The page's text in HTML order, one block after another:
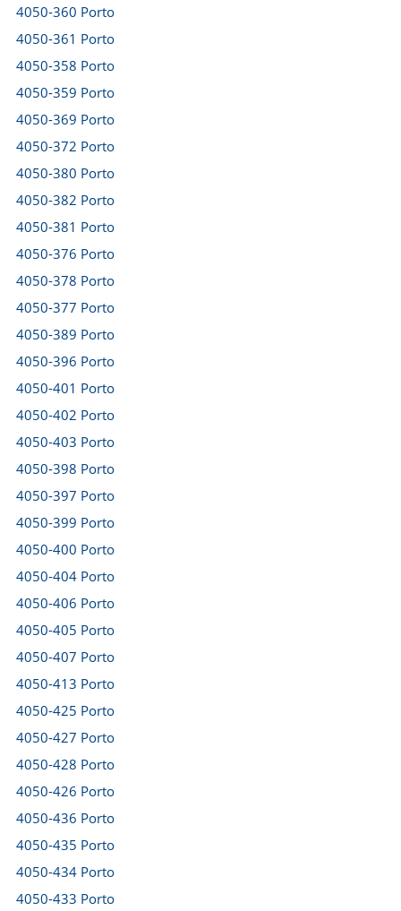
4050-360 Porto
4050-361 Porto
4050-358 Porto
4050-359 Porto
4050-369 Porto
4050-372 Porto
4050-380 Porto
4050-382 Porto
4050-381 Porto
4050-376 Porto
4050-378 Porto
4050-377 Porto
4050-389 Porto
4050-396 Porto
4050-401 Porto
4050-402 Porto
4050-403 Porto
4050-398 Porto
4050-397 Porto
4050-399 Porto
4050-400 Porto
4050-404 Porto
4050-406 Porto
4050-405 Porto
4050-407 Porto
4050-413 Porto
4050-425 Porto
4050-427 Porto
4050-428 Porto
4050-426 Porto
4050-436 Porto
4050-435 Porto
4050-434 Porto
4050-433 Porto